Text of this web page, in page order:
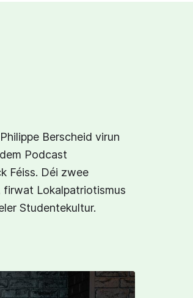
Berscheid virun
Podcast
Féiss. Déi zwee
Lokalpatriotismus
Studentekultur.